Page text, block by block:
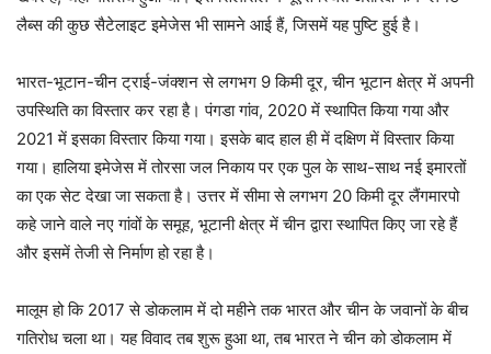
लैब्स की कुछ सैटेलाइट इमेजेस भी सामने आई हैं, जिसमें यह पुष्टि हुई है।
भारत-भूटान-चीन ट्राई-जंक्शन से लगभग 9 किमी दूर, चीन भूटान क्षेत्र में अपनी
उपस्थिति का विस्तार कर रहा है। पंगडा गांव, 2020 में स्थापित किया गया और
2021 में इसका विस्तार किया गया। इसके बाद हाल ही में दक्षिण में विस्तार किया
गया। हालिया इमेजेस में तोरसा जल निकाय पर एक पुल के साथ-साथ नई इमारतों
का एक सेट देखा जा सकता है। उत्तर में सीमा से लगभग 20 किमी दूर लैंगमारपो
कहे जाने वाले नए गांवों के समूह, भूटानी क्षेत्र में चीन द्वारा स्थापित किए जा रहे हैं
और इसमें तेजी से निर्माण हो रहा है।
मालूम हो कि 2017 से डोकलाम में दो महीने तक भारत और चीन के जवानों के बीच
गतिरोध चला था। यह विवाद तब शुरू हुआ था, तब भारत ने चीन को डोकलाम में